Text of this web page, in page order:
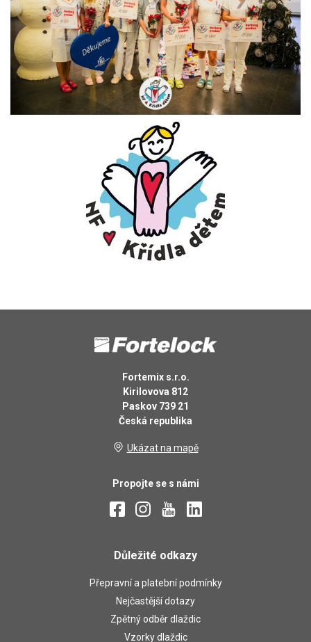
Fortemix s.r.o.
Kirilovova 812
Paskov 739 21
Česká republika
Ukázat na mapě
Propojte se s námi
Důležité odkazy
Přepravní a platební podmínky
Nejčastější dotazy
Zpětný odběr dlaždic
Vzorky dlaždic